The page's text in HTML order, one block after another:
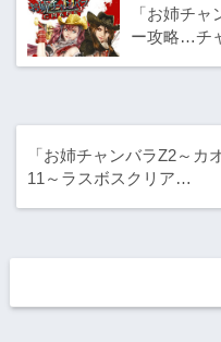
「お姉チ
ー攻略…チ
「お姉チャンバラZ2～カ
11～ラスボスクリア…